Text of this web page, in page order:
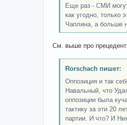
Еще раз - СМИ
как угодно, только
Чаплина, а больше
См. выше про
Rorschach пишет:
Оппозиция и так
Навальный, что
оппозиции была
тактику за эти 20
партии. И что? И